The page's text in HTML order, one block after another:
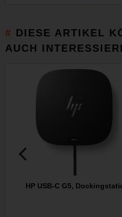
DIESE ARTIKEL
AUCH
HP USB-C G5,